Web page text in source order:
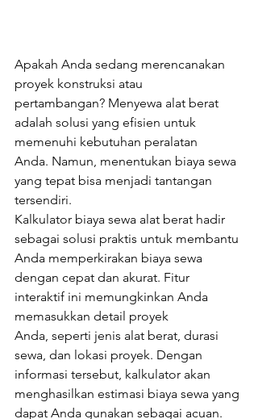
Apakah Anda sedang merencanakan
proyek konstruksi atau
pertambangan? Menyewa alat berat
adalah solusi yang efisien untuk
memenuhi kebutuhan peralatan
Anda. Namun, menentukan biaya sewa
yang tepat bisa menjadi tantangan
tersendiri.
Kalkulator biaya sewa alat berat hadir
sebagai solusi praktis untuk membantu
Anda memperkirakan biaya sewa
dengan cepat dan akurat. Fitur
interaktif ini memungkinkan Anda
memasukkan detail proyek
Anda, seperti jenis alat berat, durasi
sewa, dan lokasi proyek. Dengan
informasi tersebut, kalkulator akan
menghasilkan estimasi biaya sewa yang
dapat Anda gunakan sebagai acuan.